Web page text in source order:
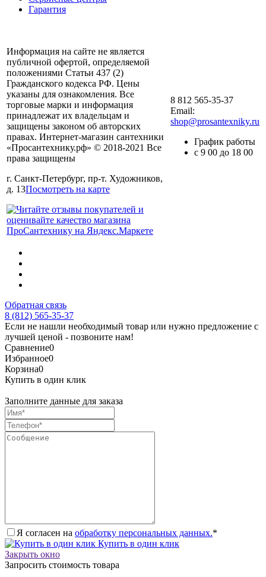
Гарантия
Информация на сайте не является
публичной офертой, определяемой
положениями Статьи 437 (2)
Гражданского кодекса РФ. Цены
указаны для ознакомления. Все
торговые марки и информация
принадлежат их владельцам и
защищены законом об авторских
правах. Интернет-магазин сантехники
«Просантехнику.рф» © 2018-2021 Все
права защищены
г. Санкт-Петербург, пр-т. Художников,
д. 13Посмотреть на карте
8 812 565-35-37
Email:
shop@prosantexniky.ru
График работы
с 9 00 до 18 00
Обратная связь
8 (812) 565-35-37
Если не нашли необходимый товар или нужно предложение с
лучшей ценой - позвоните нам!
Сравнение0
Избранное0
Корзина0
Купить в один клик
Заполните данные для заказа
Я согласен на обработку персональных данных.*
Купить в один клик
Закрыть окно
Запросить стоимость товара